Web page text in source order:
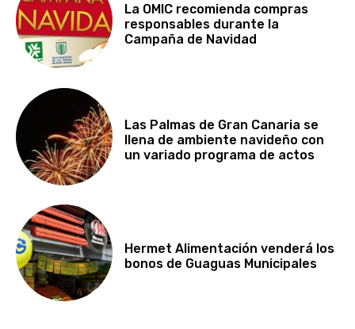
La OMIC recomienda compras
responsables durante la
Campaña de Navidad
Las Palmas de Gran Canaria se
llena de ambiente navideño con
un variado programa de actos
Hermet Alimentación venderá los
bonos de Guaguas Municipales